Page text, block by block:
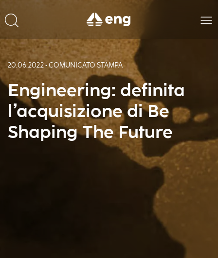
20.06.2022 • COMUNICATO STAMPA
Engineering: definita
l’acquisizione di Be
Shaping The Future